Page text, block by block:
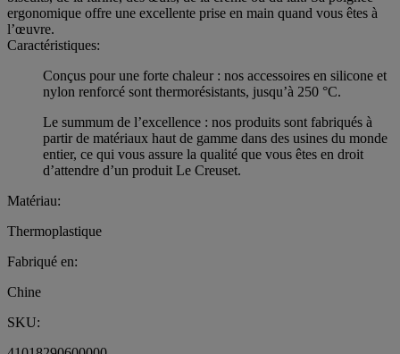
ergonomique offre une excellente prise en main quand vous êtes à
l’œuvre.
Caractéristiques:
Conçus pour une forte chaleur : nos accessoires en silicone et
nylon renforcé sont thermorésistants, jusqu’à 250 °C.
Le summum de l’excellence : nos produits sont fabriqués à
partir de matériaux haut de gamme dans des usines du monde
entier, ce qui vous assure la qualité que vous êtes en droit
d’attendre d’un produit Le Creuset.
Matériau:
Thermoplastique
Fabriqué en:
Chine
SKU: